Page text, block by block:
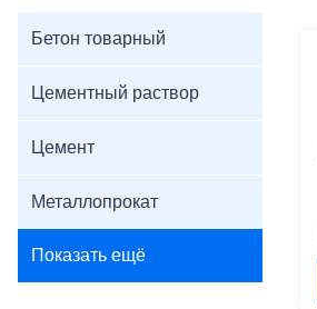
Бетон товарный
Цементный раствор
Цемент
Металлопрокат
Показать ещё